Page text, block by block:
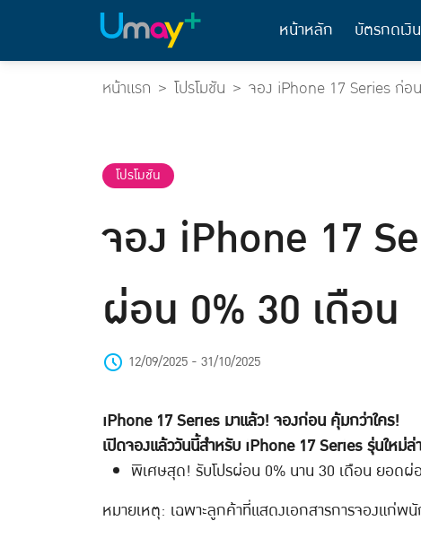
หน้าหลัก บัตรกดเงิ
หน้าแรก โปรโมชัน จอง iPhone 17 Series ก่
โปรโมชัน
จอง iPhone 17
ผ่อน 0% 30 เดือน
12/09/2025 - 31/10/2025
iPhone 17 Series มาแล้ว! จองก่อน คุ้มกว่าใคร!
เปิดจองแล้ววันนี้สำหรับ iPhone 17 Series รุ่นให
พิเศษสุด! รับโปรผ่อน 0% นาน 30 เดือน ยอดผ่
หมายเหตุ: เฉพาะลูกค้าที่แสดงเอกสารการจองแ